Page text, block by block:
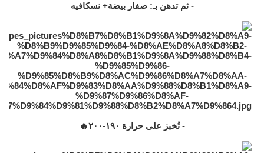
- ثم تدهن بـ: صفار بيضة+ نسكافيه
- تُخبز على حرارة ١٩٠-٢٠٠🔥